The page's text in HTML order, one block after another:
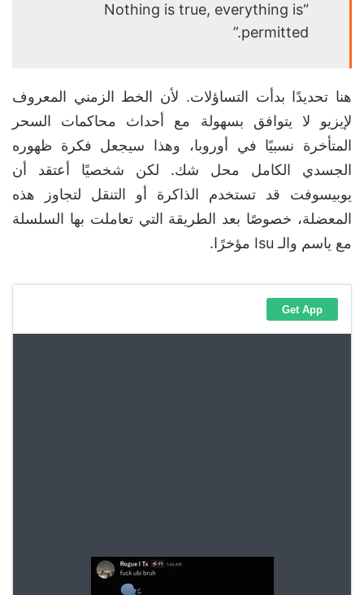
“Nothing is true, everything is
permitted.”
هنا تحديدًا بدأت التساؤلات. لأن الخط الزمني المعروف
لإيزيو لا يتوافق بسهولة مع أحداث محاكمات السحر
المتأخرة نسبيًا في أوروبا، وهذا سيجعل فكرة ظهوره
الجسدي الكامل محل شك. لكن شخصيًا أعتقد أن
يوبيسوفت قد تستخدم الذاكرة أو التنقل لتجاوز هذه
المعضلة، خصوصًا بعد الطريقة التي تعاملت بها السلسلة
مع ياسم والـ Isu مؤخرًا.